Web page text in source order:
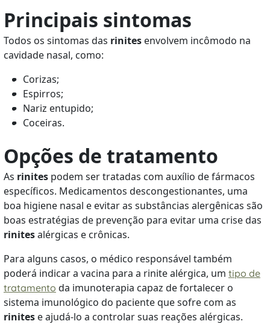
Principais sintomas
Todos os sintomas das rinitesenvolvem incômodo na
cavidade nasal, como:
Corizas;
Espirros;
Nariz entupido;
Coceiras.
Opções de tratamento
As rinites podem ser tratadas com auxílio de fármacos
específicos. Medicamentos descongestionantes, uma
boa higiene nasal e evitar as substâncias alergênicas são
boas estratégias de prevenção para evitar uma crise das
rinitesalérgicas e crônicas.
Para alguns casos, o médico responsável também
poderá indicar a vacina para a rinite alérgica, um tipo de
tratamento da imunoterapia capaz de fortalecer o
sistema imunológico do paciente que sofre com as
rinites e ajudá-lo a controlar suas reações alérgicas.